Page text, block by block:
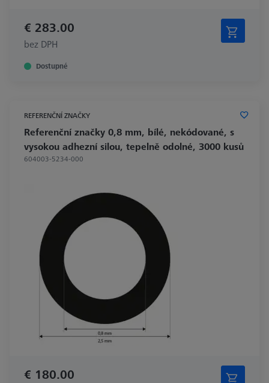
€ 283.00
bez DPH
Dostupné
REFERENČNÍ ZNAČKY
Referenční značky 0,8 mm, bílé, nekódované, s
vysokou adhezní silou, tepelně odolné, 3000 kusů
604003-5234-000
€ 180.00